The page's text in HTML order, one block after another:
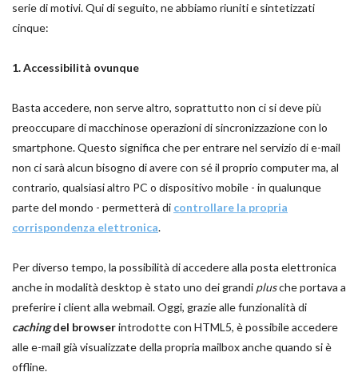
serie di motivi. Qui di seguito, ne abbiamo riuniti e sintetizzati
cinque:
1. Accessibilità ovunque
Basta accedere, non serve altro, soprattutto non ci si deve più
preoccupare di macchinose operazioni di sincronizzazione con lo
smartphone. Questo significa che per entrare nel servizio di e-mail
non ci sarà alcun bisogno di avere con sé il proprio computer ma, al
contrario, qualsiasi altro PC o dispositivo mobile - in qualunque
parte del mondo - permetterà di controllare la propria
corrispondenza elettronica.
Per diverso tempo, la possibilità di accedere alla posta elettronica
anche in modalità desktop è stato uno dei grandi plusche portava a
preferire i client alla webmail. Oggi, grazie alle funzionalità di
cachingdel browserintrodotte con HTML5, è possibile accedere
alle e-mail già visualizzate della propria mailbox anche quando si è
offline.